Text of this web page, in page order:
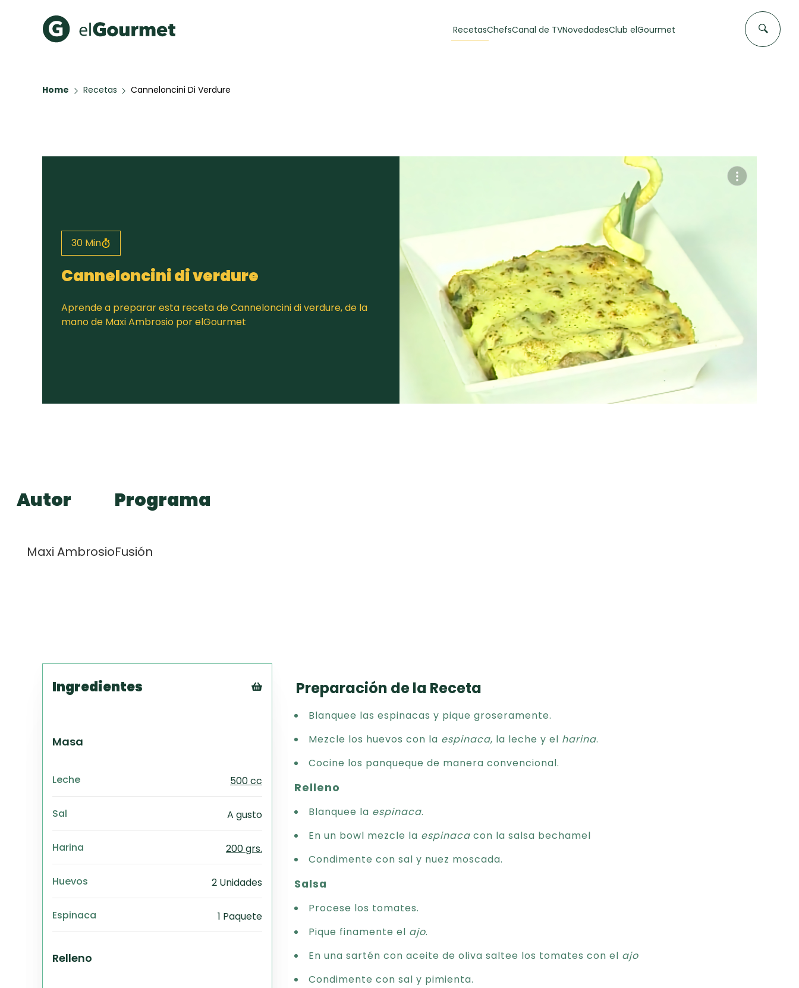
Recetas
Chocolate
CARNE
60 min
FLAN CASERO
50 min
Todas las recetas
ChefsCanal de TVNovedadesClub elGourmet
Home Recetas Canneloncini Di Verdure
30 Min
Canneloncini di verdure
Aprende a preparar esta receta de Canneloncini di verdure, de la
mano de Maxi Ambrosio por elGourmet
Autor
Maxi Ambrosio
Programa
Fusión
Ingredientes
Masa
Leche 500 cc
Sal A gusto
Harina 200 grs.
Huevos 2 Unidades
Espinaca 1 Paquete
Relleno
Preparación de la Receta
Blanquee las espinacas y pique groseramente.
Mezcle los huevos con la espinaca, la leche y el harina.
Cocine los panqueque de manera convencional.
Relleno
Blanquee la espinaca.
En un bowl mezcle la espinaca con la salsa bechamel
Condimente con sal y nuez moscada.
Salsa
Procese los tomates.
Pique finamente el ajo.
En una sartén con aceite de oliva saltee los tomates con el ajo
Condimente con sal y pimienta.